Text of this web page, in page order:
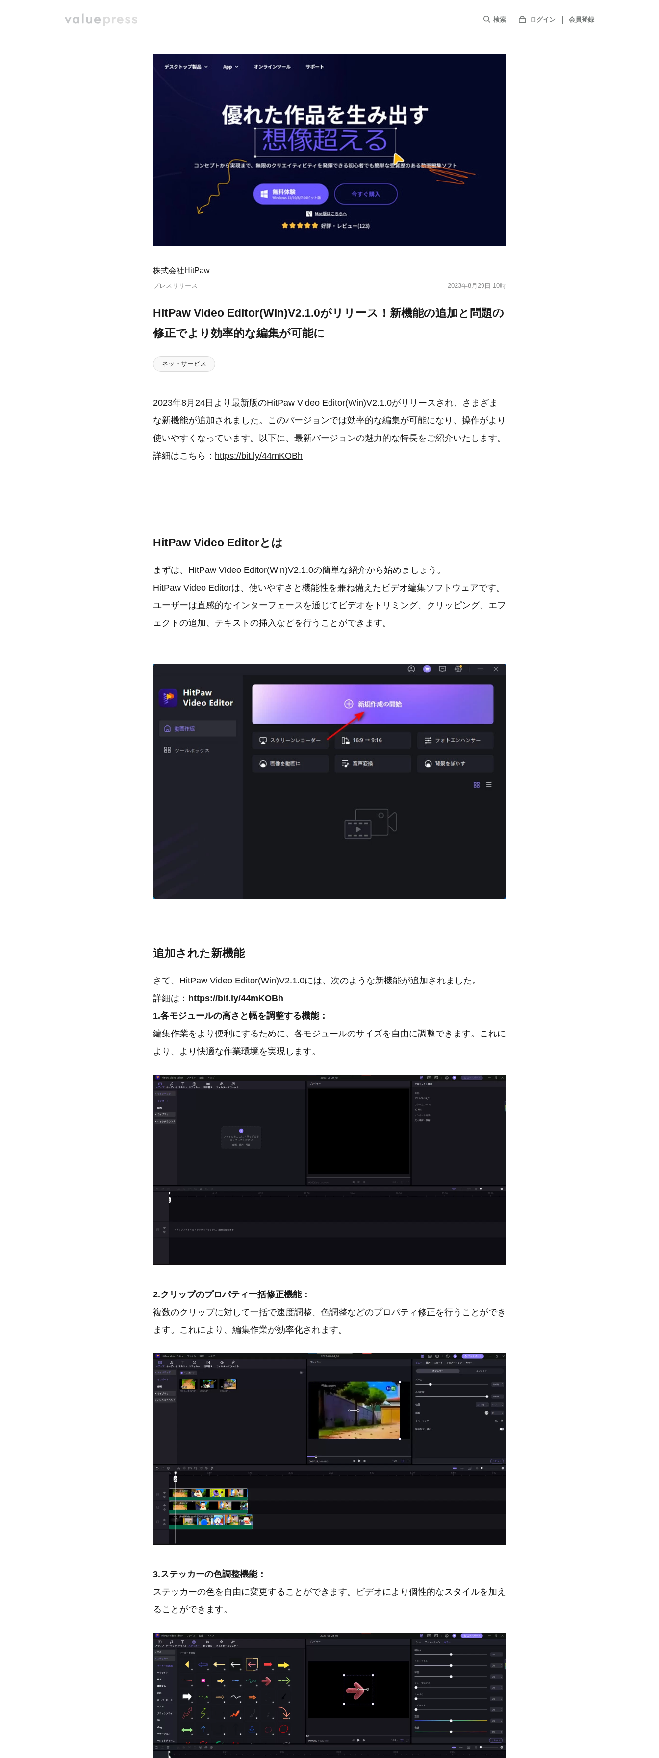
検索 ログイン 会員登録
株式会社HitPaw
プレスリリース 2023年8月29日 10時
HitPaw Video Editor(Win)V2.1.0がリリース！新機能の追加と問題の
修正でより効率的な編集が可能に
ネットサービス
2023年8月24日より最新版のHitPaw Video Editor(Win)V2.1.0がリリースされ、さまざま
な新機能が追加されました。このバージョンでは効率的な編集が可能になり、操作がより
使いやすくなっています。以下に、最新バージョンの魅力的な特長をご紹介いたします。
詳細はこちら： https://bit.ly/44mKOBh
HitPaw Video Editorとは
まずは、HitPaw Video Editor(Win)V2.1.0の簡単な紹介から始めましょう。
HitPaw Video Editorは、使いやすさと機能性を兼ね備えたビデオ編集ソフトウェアです。
ユーザーは直感的なインターフェースを通じてビデオをトリミング、クリッピング、エフ
ェクトの追加、テキストの挿入などを行うことができます。
追加された新機能
さて、HitPaw Video Editor(Win)V2.1.0には、次のような新機能が追加されました。
詳細は： https://bit.ly/44mKOBh
1.各モジュールの高さと幅を調整する機能：
編集作業をより便利にするために、各モジュールのサイズを自由に調整できます。これに
より、より快適な作業環境を実現します。
2.クリップのプロパティ一括修正機能：
複数のクリップに対して一括で速度調整、色調整などのプロパティ修正を行うことができ
ます。これにより、編集作業が効率化されます。
3.ステッカーの色調整機能：
ステッカーの色を自由に変更することができます。ビデオにより個性的なスタイルを加え
ることができます。